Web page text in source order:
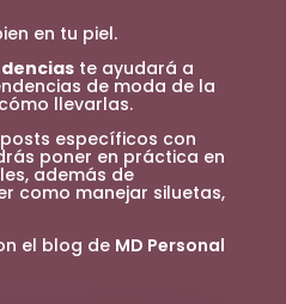
en tu piel.
te ayudará a
de moda de la
llevarlas.
específicos con
poner en práctica en
además de
como manejar siluetas,
el blog de MD Personal